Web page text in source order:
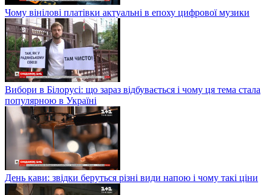
Чому вінілові платівки актуальні в епоху цифрової музики
Вибори в Білорусі: що зараз відбувається і чому ця тема стала
популярною в Україні
День кави: звідки беруться різні види напою і чому такі ціни